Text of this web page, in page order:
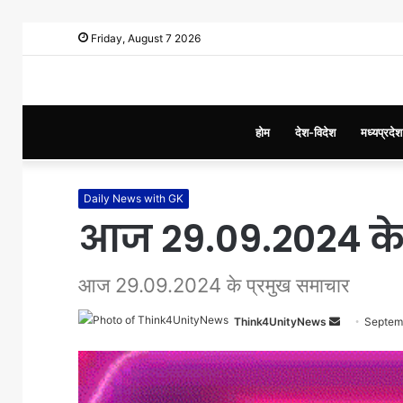
Friday, August 7 2026
होम देश-विदेश मध्यप्रदेश
Daily News with GK
आज 29.09.2024 के
आज 29.09.2024 के प्रमुख समाचार
Think4UnityNews
n
d